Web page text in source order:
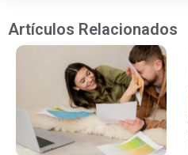
Artículos Relacionados